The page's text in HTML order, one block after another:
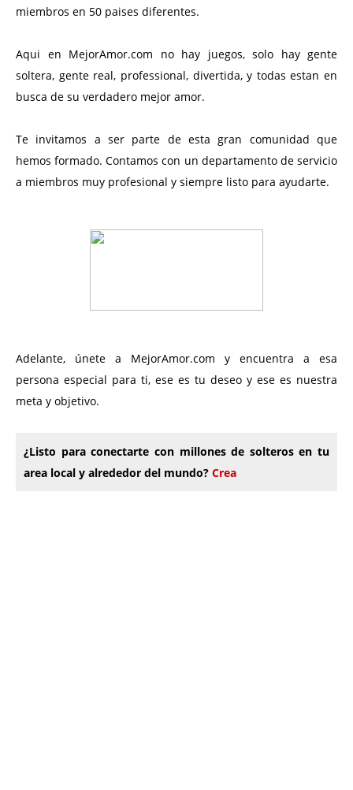
miembros en 50 paises diferentes.
Aqui en MejorAmor.com no hay juegos, solo hay gente
soltera, gente real, professional, divertida, y todas estan en
busca de su verdadero mejor amor.
Te invitamos a ser parte de esta gran comunidad que
hemos formado. Contamos con un departamento de servicio
a miembros muy profesional y siempre listo para ayudarte.
Adelante, únete a MejorAmor.com y encuentra a esa
persona especial para ti, ese es tu deseo y ese es nuestra
meta y objetivo.
¿Listo para conectarte con millones de solteros en tu
area local y alrededor del mundo? Crea